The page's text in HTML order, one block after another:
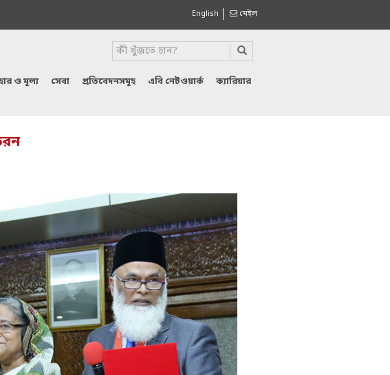
English মেইল
ও মূল্য সেবা প্রতিবেদনসমূহ এবি নেটওয়ার্ক ক্যারিয়ার